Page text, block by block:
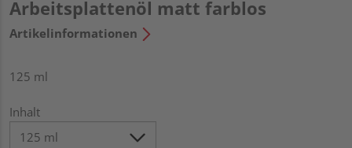
Arbeitsplattenöl matt farblos
Artikelinformationen
125 ml
Inhalt